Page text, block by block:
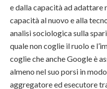
e dalla capacità ad
capacità al nuovo e alla
analisi sociologica sulla
quale non coglie il ruolo e
coglie che anche Google è
almeno nel suo porsi in
aggregatore ed esecutore